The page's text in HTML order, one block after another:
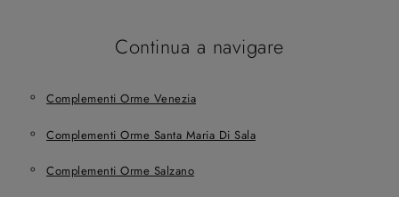
Continua a navigare
Complementi Orme Venezia
Complementi Orme Santa Maria Di Sala
Complementi Orme Salzano